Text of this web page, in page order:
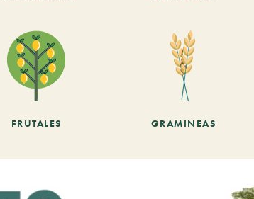
FRUTALES GRAMINEAS